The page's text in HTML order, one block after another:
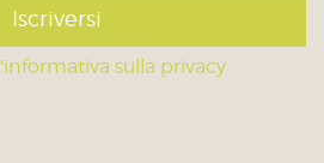
Iscriversi
l'informativa sulla privacy